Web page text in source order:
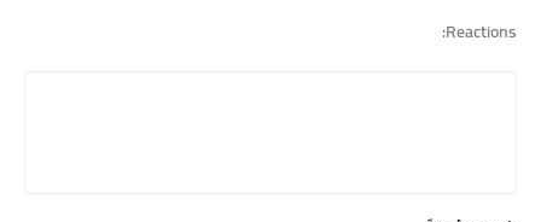
Reactions: